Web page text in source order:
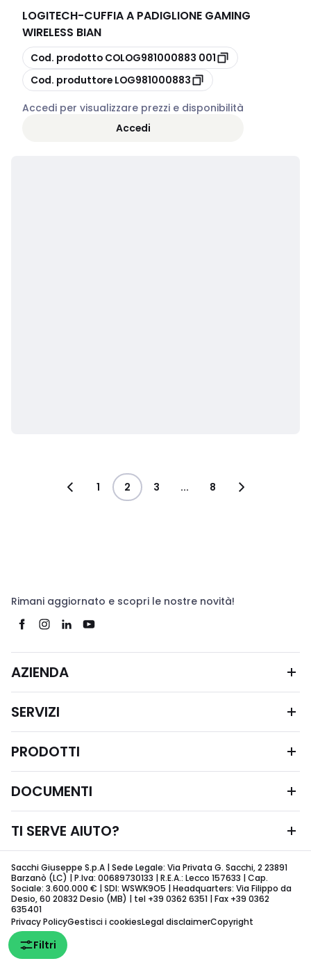
Filtri
LOGITECH-CUFFIA A PADIGLIONE GAMING
WIRELESS BIAN
copia
Cod. prodotto COLOG981000883 001
copia
Cod. produttore LOG981000883
Accedi per visualizzare prezzi e disponibilità
Accedi
1 2 3 ... 8
Rimani aggiornato e scopri le nostre novità!
AZIENDA
SERVIZI
PRODOTTI
DOCUMENTI
TI SERVE AIUTO?
Sacchi Giuseppe S.p.A | Sede Legale: Via Privata G. Sacchi, 2 23891
Barzanò (LC) | P.Iva: 00689730133 | R.E.A.: Lecco 157633 | Cap.
Sociale: 3.600.000 € | SDI: WSWK9O5 | Headquarters: Via Filippo da
Desio, 60 20832 Desio (MB) | tel +39 0362 6351 | Fax +39 0362
635401
Privacy PolicyGestisci i cookiesLegal disclaimerCopyright